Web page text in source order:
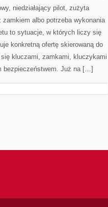
niedziałający pilot, zużyta
zamkiem albo potrzeba wykonania
to sytuacje, w których liczy się
konkretną ofertę skierowaną do
kluczami, zamkami, kluczykami
bezpieczeństwem. Już na […]